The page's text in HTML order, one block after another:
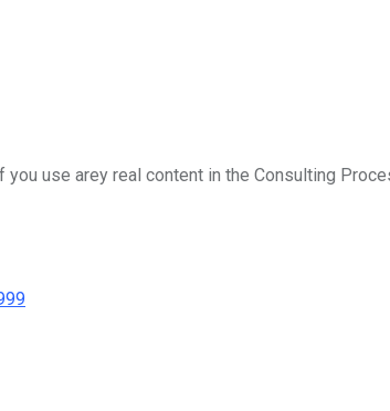
use arey real content in the Consulting